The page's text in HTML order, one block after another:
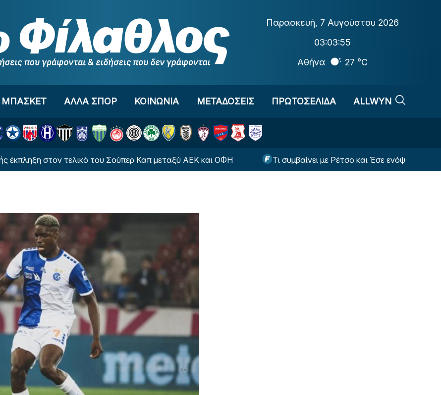
Παρασκευή, 7 Αυγούστου 2026
03:03:55
Αθήνα
27 °C
ΜΠΑΣΚΕΤ ΑΛΛΑ ΣΠΟΡ ΚΟΙΝΩΝΙΑ ΜΕΤΑΔΟΣΕΙΣ ΠΡΩΤΟΣΕΛΙΔΑ ALLWYN
στον τελικό του Σούπερ Καπ μεταξύ ΑΕΚ και ΟΦΗ Τι συμβαίνει με Ρέτσο και Έσε ενόψει της ρεβάνς με